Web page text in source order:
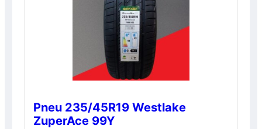
Pneu 235/45R19 Westlake
ZuperAce 99Y